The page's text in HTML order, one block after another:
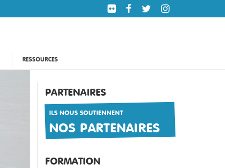
RESSOURCES
PARTENAIRES
ILS NOUS SOUTIENNENT
NOS PARTENAIRES
FORMATION